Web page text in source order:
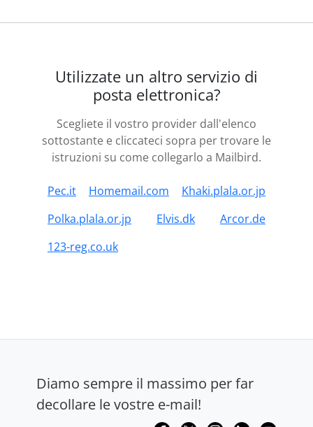
Utilizzate un altro servizio di
posta elettronica?
Scegliete il vostro provider dall'elenco
sottostante e cliccateci sopra per trovare le
istruzioni su come collegarlo a Mailbird.
Pec.it Homemail.com
Khaki.plala.or.jp
Polka.plala.or.jp
Elvis.dk
Arcor.de
123-reg.co.uk
Diamo sempre il massimo per far
decollare le vostre e-mail!